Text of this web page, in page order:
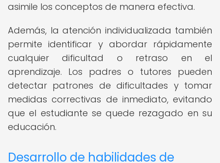
asimile los conceptos de manera efectiva.
Además, la atención individualizada también
permite identificar y abordar rápidamente
cualquier dificultad o retraso en el
aprendizaje. Los padres o tutores pueden
detectar patrones de dificultades y tomar
medidas correctivas de inmediato, evitando
que el estudiante se quede rezagado en su
educación.
Desarrollo de habilidades de